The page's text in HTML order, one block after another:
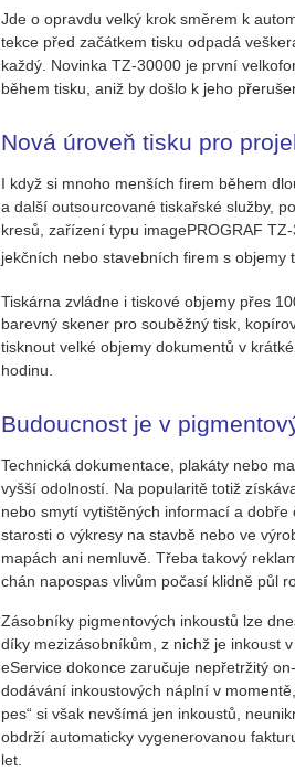
Jde o oprav­du velký krok smě­rem k
tek­ce před za­čát­kem tisku od­pa­dá
každý. No­vin­ka TZ-30000 je první
během tisku, aniž by došlo k jeho
Nová úroveň tisku pro
I když si mnoho men­ších firem během
a další out­sour­co­va­né tis­kař­ské služ­by,
kre­sů, za­ří­ze­ní typu image­PRO­GRAF
jekč­ních nebo sta­veb­ních firem s ob­je­my
Tis­kár­na zvlád­ne i tis­ko­vé ob­je­my přes
ba­rev­ný ske­ner pro sou­běž­ný tisk,
tisk­nout velké ob­je­my do­ku­men­tů v
ho­di­nu.
Bu­douc­nost je v
Tech­nic­ká do­ku­men­ta­ce, pla­ká­ty nebo
vyšší odol­nos­tí. Na po­pu­la­ri­tě totiž
nebo smytí vy­tiš­tě­ných in­for­ma­cí a
sta­ros­ti o vý­kre­sy na stav­bě nebo ve
ma­pách ani ne­mluvě. Třeba ta­ko­vý
chán na­po­spas vli­vům po­ča­sí klid­ně půl
Zá­sob­ní­ky pig­men­to­vých in­kous­tů lze
díky me­zi­zá­sob­ní­kům, z nichž je in­koust
eSer­vi­ce do­kon­ce za­ru­ču­je ne­pře­tr­ži­tý
do­dá­vá­ní in­kous­to­vých ná­pl­ní v
pes“ si však ne­vší­má jen in­kous­tů,
ob­dr­ží au­to­ma­tic­ky vy­ge­ne­ro­va­nou
let.